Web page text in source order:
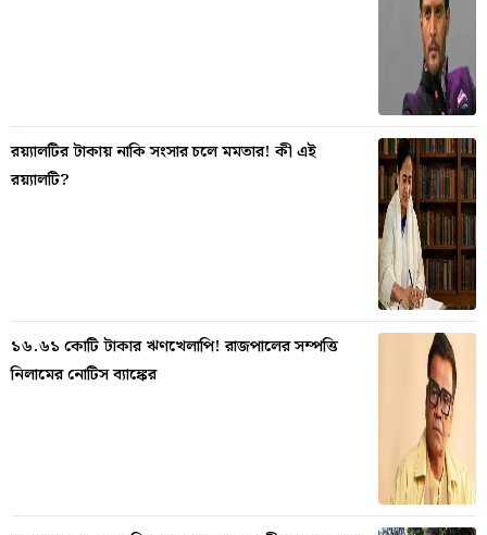
রয়্যালটির টাকায় নাকি সংসার চলে মমতার! কী এই
রয়্যালটি?
১৬.৬১ কোটি টাকার ঋণখেলাপি! রাজপালের সম্পত্তি
নিলামের নোটিস ব্যাঙ্কের